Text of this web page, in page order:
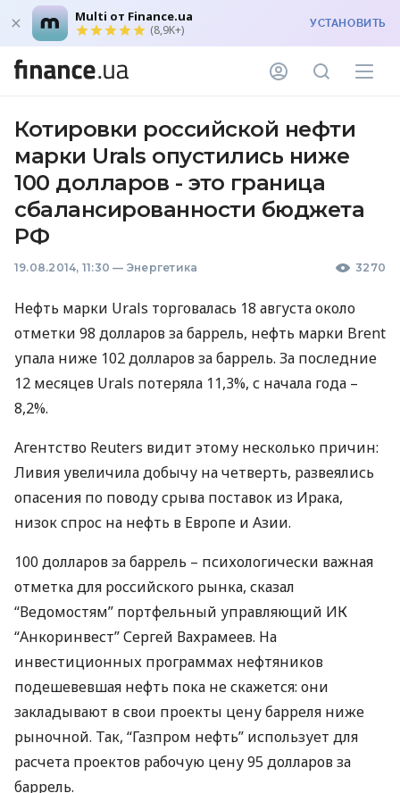
Multi от Finance.ua
(8,9K+) УСТАНОВИТЬ
Котировки российской нефти
марки Urals опустились ниже
100 долларов - это граница
сбалансированности бюджета
РФ
19.08.2014, 11:30 — Энергетика 3270
Нефть марки Urals торговалась 18 августа около
отметки 98 долларов за баррель, нефть марки Brent
упала ниже 102 долларов за баррель. За последние
12 месяцев Urals потеряла 11,3%, с начала года –
8,2%.
Агентство Reuters видит этому несколько причин:
Ливия увеличила добычу на четверть, развеялись
опасения по поводу срыва поставок из Ирака,
низок спрос на нефть в Европе и Азии.
100 долларов за баррель – психологически важная
отметка для российского рынка, сказал
“Ведомостям” портфельный управляющий ИК
“Анкоринвест” Сергей Вахрамеев. На
инвестиционных программах нефтяников
подешевевшая нефть пока не скажется: они
закладывают в свои проекты цену барреля ниже
рыночной. Так, “Газпром нефть” использует для
расчета проектов рабочую цену 95 долларов за
баррель.